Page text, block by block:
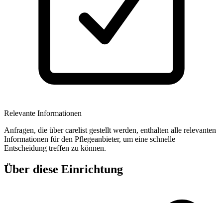
Relevante Informationen
Anfragen, die über carelist gestellt werden, enthalten alle relevanten
Informationen für den Pflegeanbieter, um eine schnelle
Entscheidung treffen zu können.
Über diese Einrichtung